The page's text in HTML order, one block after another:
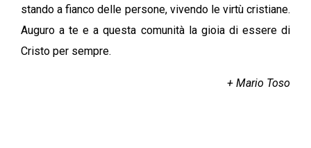
stando a fianco delle persone, vivendo le virtù cristiane.
Auguro a te e a questa comunità la gioia di essere di
Cristo per sempre.
+ Mario Toso